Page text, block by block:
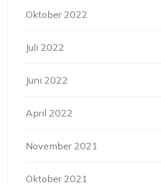
Oktober 2022
Juli 2022
Juni 2022
April 2022
November 2021
Oktober 2021